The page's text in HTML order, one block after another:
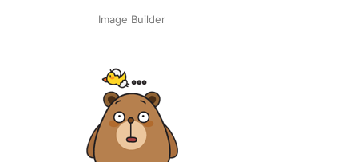
Image Builder